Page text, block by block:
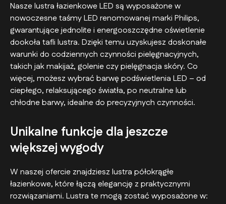
Nasze lustra łazienkowe LED są wyposażone w
nowoczesne taśmy LED renomowanej marki Philips,
gwarantujące jednolite i energooszczędne oświetlenie
dookoła tafli lustra. Dzięki temu uzyskujesz doskonałe
warunki do codziennych czynności pielęgnacyjnych,
takich jak makijaż, golenie czy pielęgnacja skóry. Co
więcej, możesz wybrać barwę podświetlenia LED – od
ciepłego, relaksującego światła, po neutralne lub
chłodne barwy, idealne do precyzyjnych czynności.
Unikalne funkcje dla jeszcze
większej wygody
W naszej ofercie znajdziesz lustra półokrągłe
łazienkowe, które łączą elegancję z praktycznymi
rozwiązaniami. Lustra te mogą zostać wyposażone w: